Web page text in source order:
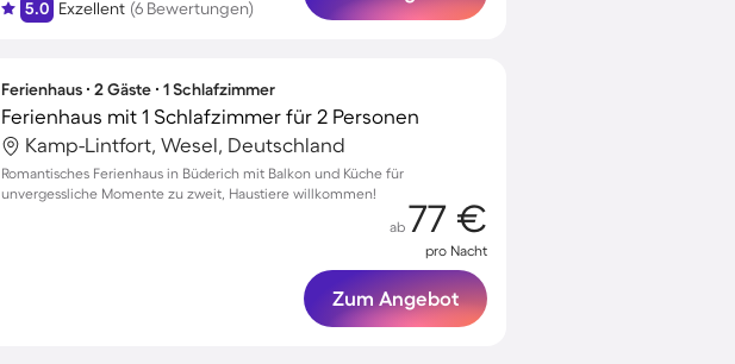
5.0 Exzellent (6 Bewertungen)
Ferienhaus ∙ 2 Gäste ∙ 1 Schlafzimmer
Ferienhaus mit 1 Schlafzimmer für 2 Personen
Kamp-Lintfort, Wesel, Deutschland
Romantisches Ferienhaus in Büderich mit Balkon und Küche für
unvergessliche Momente zu zweit, Haustiere willkommen!
ab 77 €
pro Nacht
Zum Angebot